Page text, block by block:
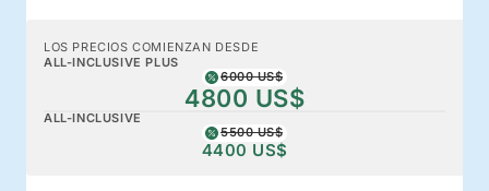
LOS PRECIOS COMIENZAN DESDE
ALL-INCLUSIVE PLUS
6000 US$
4800 US$
ALL-INCLUSIVE
5500 US$
4400 US$